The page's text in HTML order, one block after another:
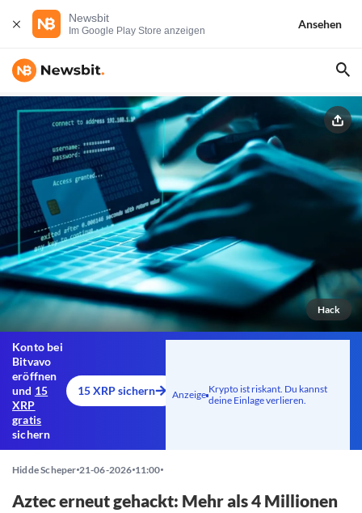
Newsbit
Im Google Play Store anzeigen
Ansehen
Hack
Konto bei
Bitvavo
eröffnen
und 15
XRP
gratis
sichern
15 XRP sichern Anzeige Krypto ist riskant. Du kannst
deine Einlage verlieren.
Hidde Scheper 21-06-2026 11:00
Aztec erneut gehackt: Mehr als 4 Millionen